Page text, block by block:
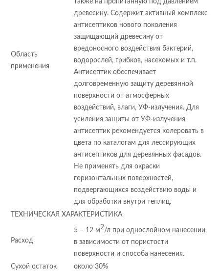
Область
применения
также на пропитанную под давлением
древесину. Содержит активный комплекс
антисептиков нового поколения
защищающий древесину от
вредоносного воздействия бактерий,
водорослей, грибков, насекомых и т.п.
Антисептик обеспечивает
долговременную защиту деревянной
поверхности от атмосферных
воздействий, влаги, УФ-излучения. Для
усиления защиты от УФ-излучения
антисептик рекомендуется колеровать в
цвета по каталогам для лессирующих
антисептиков для деревянных фасадов.
Не применять для окраски
горизонтальных поверхностей,
подвергающихся воздействию воды и
для обработки внутри теплиц.
ТЕХНИЧЕСКАЯ ХАРАКТЕРИСТИКА
Расход
5 – 12 м2/л при однослойном нанесении,
в зависимости от пористости
поверхности и способа нанесения.
Сухой остаток
около 30%